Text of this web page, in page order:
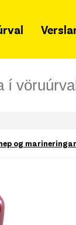
og marineringar